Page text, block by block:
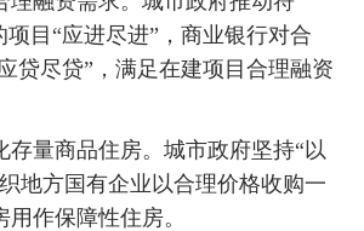
项目“应进尽进”，商业银行对合
贷尽贷”，满足在建项目合理融资
存量商品住房。城市政府坚持“以
地方国有企业以合理价格收购一
作保障性住房。